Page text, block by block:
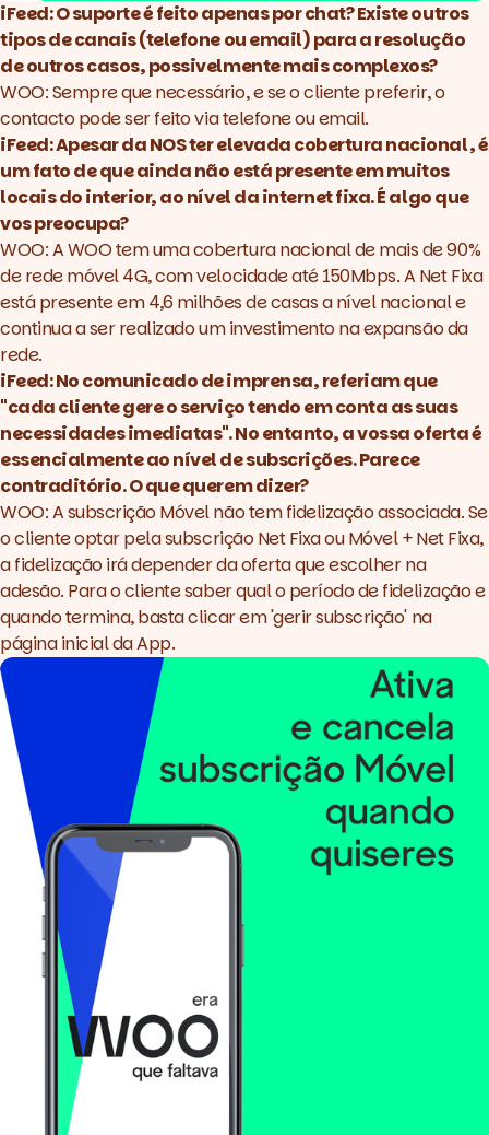
iFeed: O suporte é feito apenas por chat? Existe outros
tipos de canais (telefone ou email) para a resolução
de outros casos, possivelmente mais complexos?
WOO: Sempre que necessário, e se o cliente preferir, o
contacto pode ser feito via telefone ou email.
iFeed: Apesar da NOS ter elevada cobertura nacional, é
um fato de que ainda não está presente em muitos
locais do interior, ao nível da internet fixa. É algo que
vos preocupa?
WOO: A WOO tem uma cobertura nacional de mais de 90%
de rede móvel 4G, com velocidade até 150Mbps. A Net Fixa
está presente em 4,6 milhões de casas a nível nacional e
continua a ser realizado um investimento na expansão da
rede.
iFeed: No comunicado de imprensa, referiam que
"cada cliente gere o serviço tendo em conta as suas
necessidades imediatas". No entanto, a vossa oferta é
essencialmente ao nível de subscrições. Parece
contraditório. O que querem dizer?
WOO: A subscrição Móvel não tem fidelização associada. Se
o cliente optar pela subscrição Net Fixa ou Móvel + Net Fixa,
a fidelização irá depender da oferta que escolher na
adesão. Para o cliente saber qual o período de fidelização e
quando termina, basta clicar em 'gerir subscrição' na
página inicial da App.